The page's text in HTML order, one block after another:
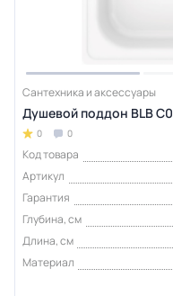
Сантехника и аксессуары
Душевой поддон BLB
0 0
Код товара
Артикул
Гарантия
Глубина, см
Длина, см
Материал